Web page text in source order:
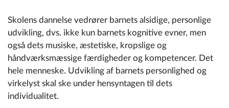
Skolens dannelse vedrører barnets alsidige, personlige
udvikling, dvs. ikke kun barnets kognitive evner, men
også dets musiske, æstetiske, kropslige og
håndværksmæssige færdigheder og kompetencer. Det
hele menneske. Udvikling af barnets personlighed og
virkelyst skal ske under hensyntagen til dets
individualitet.